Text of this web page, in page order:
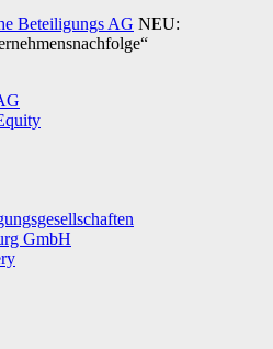
Beteiligungs AG NEU:
GmbH